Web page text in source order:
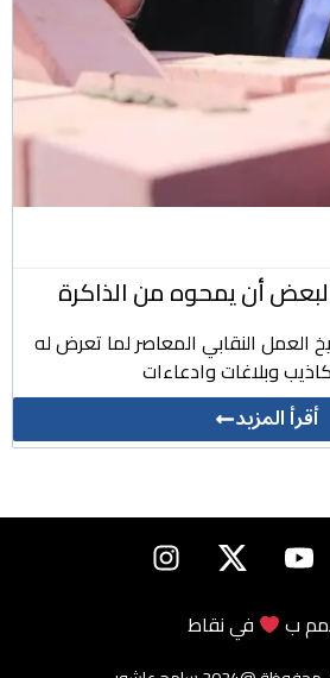
أن يمحوه من الذاكرة
العمل النقابي المعاصر لما تعرض له
وبلاغات وادعاءات
أقرأ المزيد
ب فينقاط